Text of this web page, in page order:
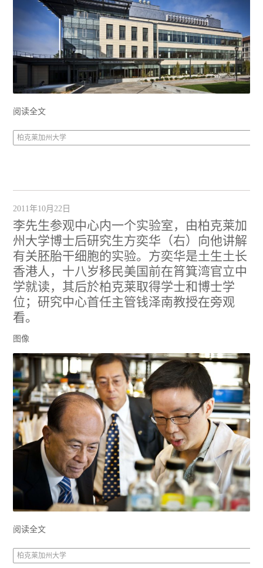
阅读全文
柏克莱加州大学
2011年10月22日
李先生参观中心内一个实验室，由柏克莱加
州大学博士后研究生方奕华（右）向他讲解
有关胚胎干细胞的实验。方奕华是土生土长
香港人，十八岁移民美国前在筲箕湾官立中
学就读，其后於柏克莱取得学士和博士学
位；研究中心首任主管钱泽南教授在旁观
看。
图像
阅读全文
柏克莱加州大学